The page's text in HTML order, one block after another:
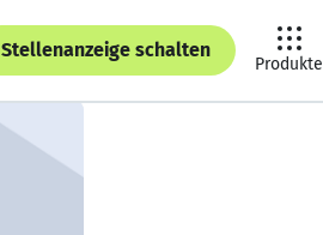
Stellenanzeige schalten
Produkte